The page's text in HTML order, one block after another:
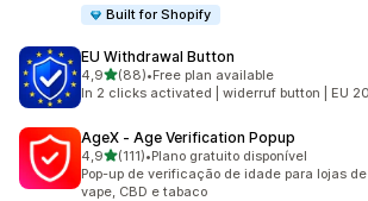
Built for Shopify
EU Withdrawal Button
4,9de 5 estrelas
(88)
88 avaliações ao todo
•Free plan available
In 2 clicks activated | widerruf button | EU
AgeX ‑ Age Verification Popup
4,9de 5 estrelas
(111)
111 avaliações ao todo
•Plano gratuito disponível
Pop-up de verificação de idade para lojas
vape, CBD e tabaco